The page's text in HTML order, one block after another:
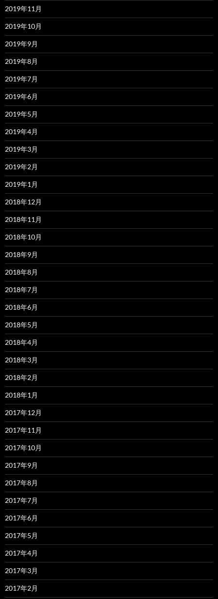
2019年11月
2019年10月
2019年9月
2019年8月
2019年7月
2019年6月
2019年5月
2019年4月
2019年3月
2019年2月
2019年1月
2018年12月
2018年11月
2018年10月
2018年9月
2018年8月
2018年7月
2018年6月
2018年5月
2018年4月
2018年3月
2018年2月
2018年1月
2017年12月
2017年11月
2017年10月
2017年9月
2017年8月
2017年7月
2017年6月
2017年5月
2017年4月
2017年3月
2017年2月